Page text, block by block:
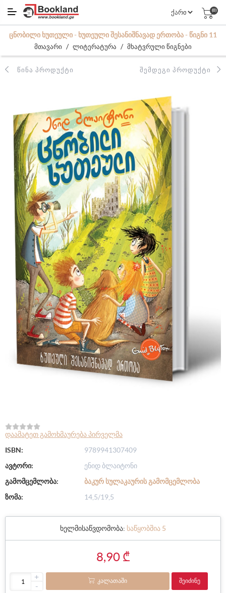
(0)
ᲪᲜᲝᲑᲘᲚᲘ ᲮᲣᲗᲔᲣᲚᲘ - ᲮᲣᲗᲔᲣᲚᲘ ᲨᲔᲡᲐᲜᲘᲨᲜᲐᲕᲐᲓ ᲔᲠᲗᲝᲑᲐ - ᲬᲘᲒᲜᲘ 11
მთავარი / ლიტერატურა / მხატვრული წიგნები
ᲬᲘᲜᲐ ᲞᲠᲝᲓᲣᲥᲢᲘ ᲨᲔᲛᲓᲔᲒᲘ ᲞᲠᲝᲓᲣᲥᲢᲘ
დაამატეთ გამოხმაურება პირველმა
ISBN:
9789941307409
ავტორი:
ენიდ ბლაიტონი
გამომცემლობა:
ᲑᲐᲙᲣᲠ ᲡᲣᲚᲐᲙᲐᲣᲠᲘᲡ ᲒᲐᲛᲝᲛᲪᲔᲛᲚᲝᲑᲐ
ზომა:
14,5/19,5
ხელმისაწვდომობა: საწყობშია 5
8,90 ₾
+
-
ᲙᲐᲚᲐᲗᲐᲨᲘ ᲨᲔᲘᲫᲘᲜᲔ